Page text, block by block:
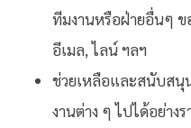
ทีมงานหรือฝ่ายอื่นๆ
อีเมล, ไลน์ ฯลฯ
ช่วยเหลือและสนับสนุ
งานต่าง ๆ ไปได้อย่าง